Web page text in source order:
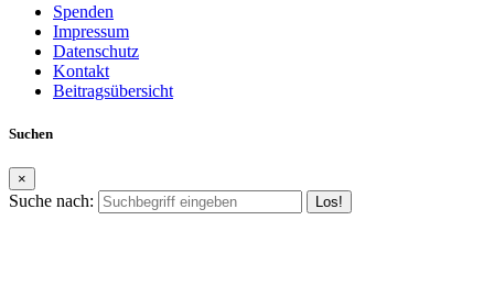
Spenden
Impressum
Datenschutz
Kontakt
Beitragsübersicht
Suchen
×
Suche nach: